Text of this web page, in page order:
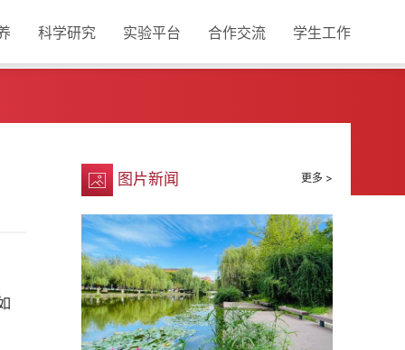
科学研究 实验平台 合作交流 学生工作
图片新闻 更多 >